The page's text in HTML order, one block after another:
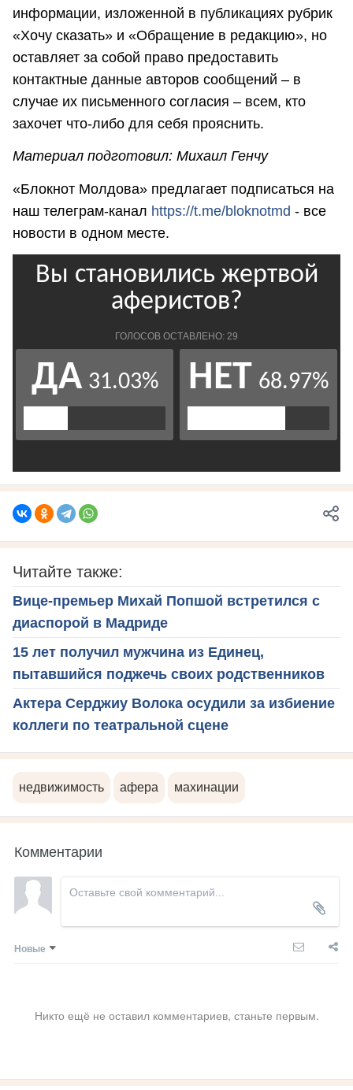
информации, изложенной в публикациях рубрик
«Хочу сказать» и «Обращение в редакцию», но
оставляет за собой право предоставить
контактные данные авторов сообщений – в
случае их письменного согласия – всем, кто
захочет что-либо для себя прояснить.
Материал подготовил: Михаил Генчу
«Блокнот Молдова» предлагает подписаться на
наш телеграм-канал https://t.me/bloknotmd - все
новости в одном месте.
Читайте также:
Вице-премьер Михай Попшой встретился с
диаспорой в Мадриде
15 лет получил мужчина из Единец,
пытавшийся поджечь своих родственников
Актера Серджиу Волока осудили за избиение
коллеги по театральной сцене
недвижимость афера махинации
Комментарии
Новые
Никто ещё не оставил комментариев, станьте первым.